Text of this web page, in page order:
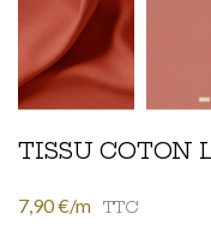
TISSU COTON
7,90 €/m TTC